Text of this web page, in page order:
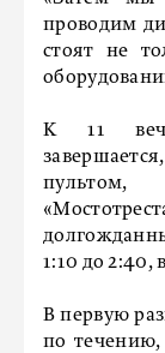
проводим
стоят не
К 11
пультом,
1:10 до 2:40,
В первую
по течению,